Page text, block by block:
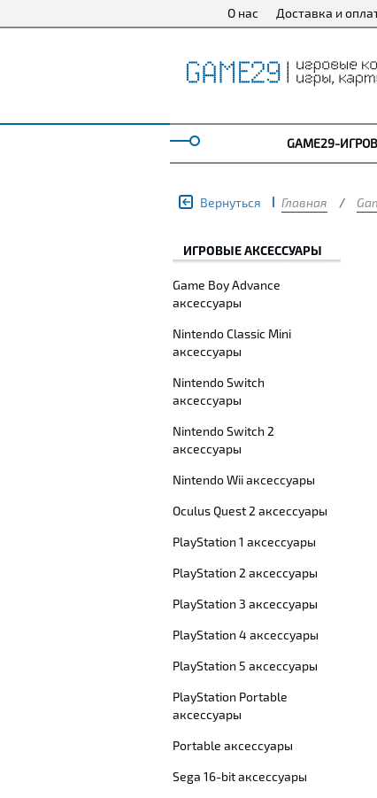
О нас Доставка и
GAME29-
Вернуться Главная /
ИГРОВЫЕ АКСЕССУАРЫ
Game Boy Advance
аксессуары
Nintendo Classic Mini
аксессуары
Nintendo Switch
аксессуары
Nintendo Switch 2
аксессуары
Nintendo Wii аксессуары
Oculus Quest 2 аксессуары
PlayStation 1 аксессуары
PlayStation 2 аксессуары
PlayStation 3 аксессуары
PlayStation 4 аксессуары
PlayStation 5 аксессуары
PlayStation Portable
аксессуары
Portable аксессуары
Sega 16-bit аксессуары